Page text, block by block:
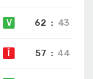
V 62 : 43
57 : 44